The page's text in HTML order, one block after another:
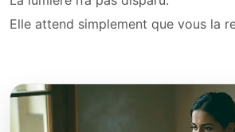
Elle attend simplement que vous la